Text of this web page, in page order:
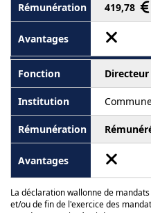
419,78
La déclaration wallonne de
et/ou de fin de l'exercice des